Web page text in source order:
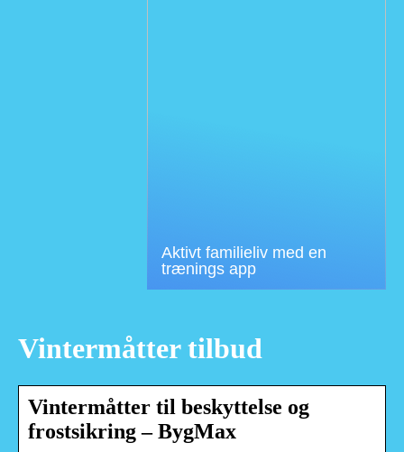
Aktivt familieliv med en
trænings app
Vintermåtter tilbud
Vintermåtter til beskyttelse og
frostsikring – BygMax